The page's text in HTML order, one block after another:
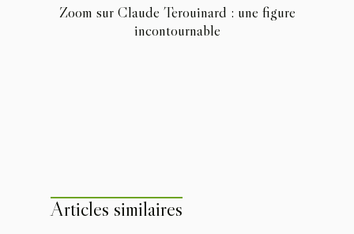
Zoom sur Claude Terouinard : une figure
incontournable
Articles similaires